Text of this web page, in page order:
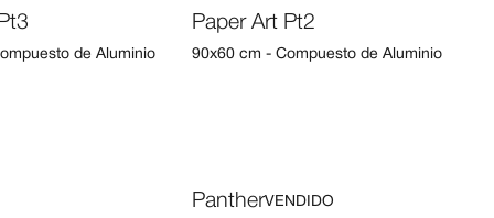
de Aluminio
Paper Art Pt2
90x60 cm - Compuesto de Aluminio
PantherVENDIDO